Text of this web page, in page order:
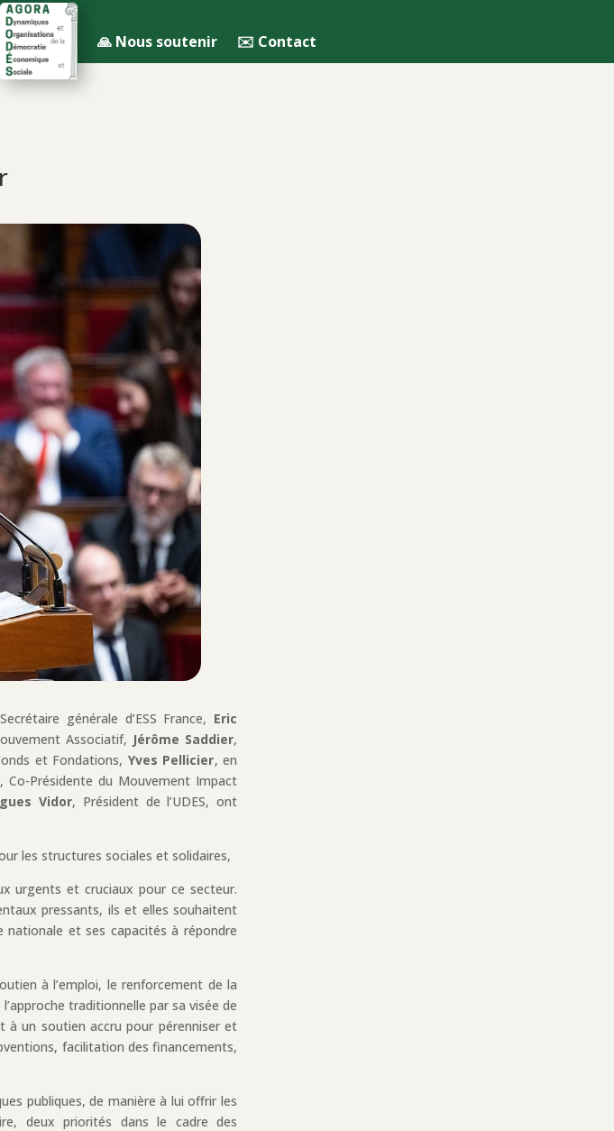
🙏 Nous soutenir ✉️ Contact
générale d’ESS France, Eric
Associatif, Jérôme Saddier,
et Fondations, Yves Pellicier, en
, Co-Présidente du Mouvement Impact
Vidor, Président de l’UDES, ont
les structures sociales et solidaires,
urgents et cruciaux pour ce secteur.
pressants, ils et elles souhaitent
nationale et ses capacités à répondre
à l’emploi, le renforcement de la
traditionnelle par sa visée de
un soutien accru pour pérenniser et
facilitation des financements,
publiques, de manière à lui offrir les
deux priorités dans le cadre des